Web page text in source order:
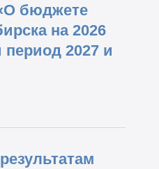
бюджете
на 2026
2027 и